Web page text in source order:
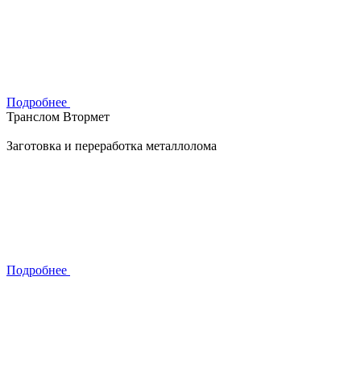
Подробнее
Транслом Втормет
Заготовка и переработка металлолома
Подробнее